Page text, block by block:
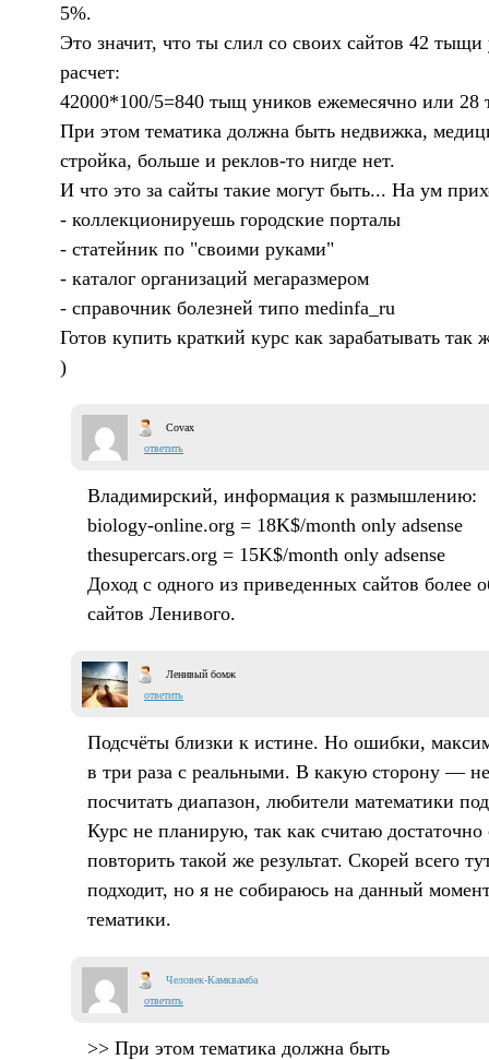
5%.
Это значит, что ты слил со своих сайтов 42
расчет:
42000*100/5=840 тыщ уников ежемесячно или
При этом тематика должна быть недвижка,
стройка, больше и реклов-то нигде нет.
И что это за сайты такие могут быть... На ум
- коллекционируешь городские порталы
- статейник по "своими руками"
- каталог организаций мегаразмером
- справочник болезней типо medinfa_ru
Готов купить краткий курс как зарабатывать так
)
Covax
ответить
Владимирский, информация к размышлению:
biology-online.org = 18K$/month only adsense
thesupercars.org = 15K$/month only adsense
Доход с одного из приведенных сайтов более
сайтов Ленивого.
Ленивый бомж
ответить
Подсчёты близки к истине. Но ошибки,
в три раза с реальными. В какую сторону —
посчитать диапазон, любители математики
Курс не планирую, так как считаю
повторить такой же результат. Скорей всего
подходит, но я не собираюсь на данный
тематики.
Человек-Камквамба
ответить
>> При этом тематика должна быть